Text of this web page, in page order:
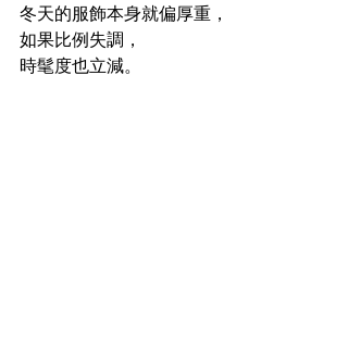
冬天的服飾本身就偏厚重，
如果比例失調，
時髦度也立減。